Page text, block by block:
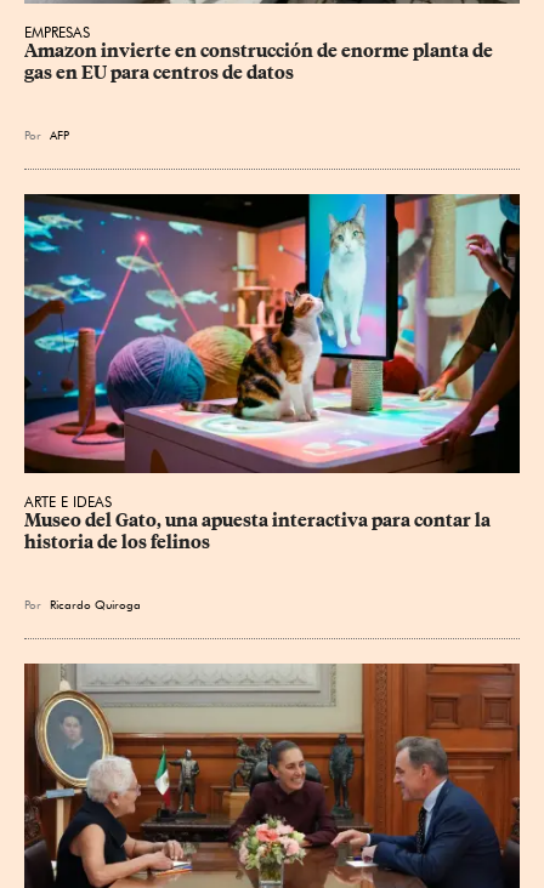
EMPRESAS
Amazon invierte en construcción de enorme planta de
gas en EU para centros de datos
Por AFP
ARTE E IDEAS
Museo del Gato, una apuesta interactiva para contar la
historia de los felinos
Por Ricardo Quiroga